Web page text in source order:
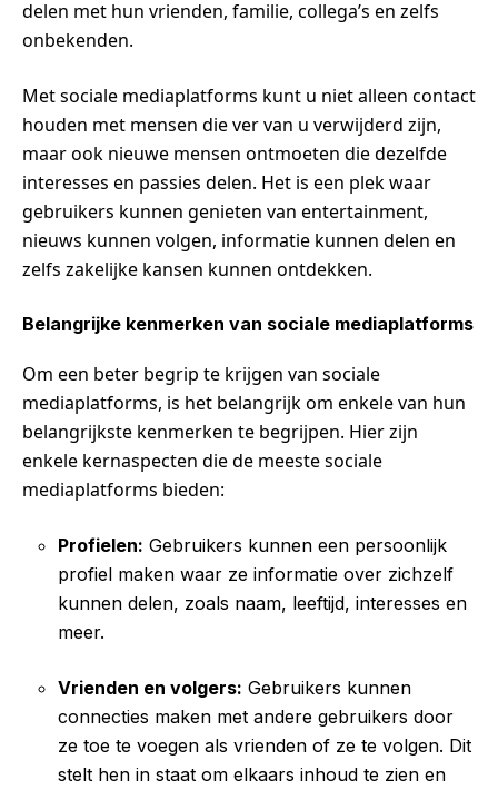
delen met hun vrienden, familie, collega’s en zelfs
onbekenden.
Met sociale mediaplatforms kunt u niet alleen contact
houden met mensen die ver van u verwijderd zijn,
maar ook nieuwe mensen ontmoeten die dezelfde
interesses en passies delen. Het is een plek waar
gebruikers kunnen genieten van entertainment,
nieuws kunnen volgen, informatie kunnen delen en
zelfs zakelijke kansen kunnen ontdekken.
Belangrijke kenmerken van sociale mediaplatforms
Om een beter begrip te krijgen van sociale
mediaplatforms, is het belangrijk om enkele van hun
belangrijkste kenmerken te begrijpen. Hier zijn
enkele kernaspecten die de meeste sociale
mediaplatforms bieden:
Profielen: Gebruikers kunnen een persoonlijk
profiel maken waar ze informatie over zichzelf
kunnen delen, zoals naam, leeftijd, interesses en
meer.
Vrienden en volgers: Gebruikers kunnen
connecties maken met andere gebruikers door
ze toe te voegen als vrienden of ze te volgen. Dit
stelt hen in staat om elkaars inhoud te zien en